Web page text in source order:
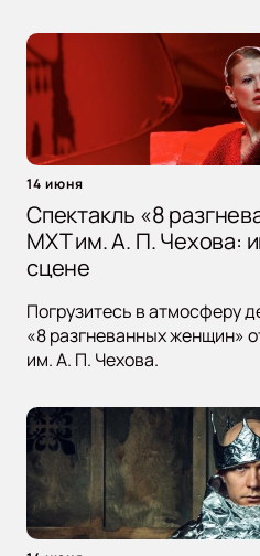
14 июня
Спектакль «8
МХТ им. А. П. Чехова:
сцене
Погрузитесь в атмосферу
«8 разгневанных женщин»
им. А. П. Чехова.